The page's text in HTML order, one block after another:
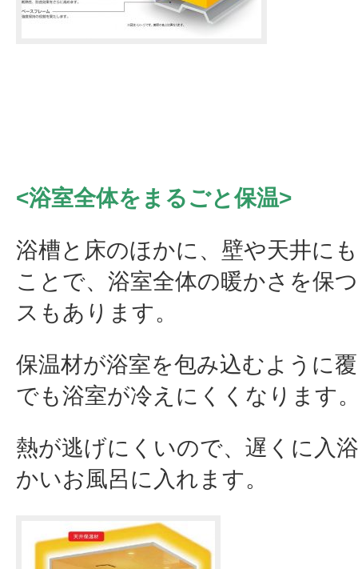
<浴室全体をまるごと保温>
浴槽と床のほかに、壁や天井に
ことで、浴室全体の暖かさを保
スもあります。
保温材が浴室を包み込むように
でも浴室が冷えにくくなります
熱が逃げにくいので、遅くに入
かいお風呂に入れます。